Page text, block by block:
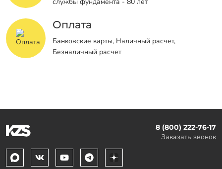
службы фундамента - 80 лет
Оплата
Банковские карты, Наличный расчет,
Безналичный расчет
8 (800) 222-76-17
Заказать звонок